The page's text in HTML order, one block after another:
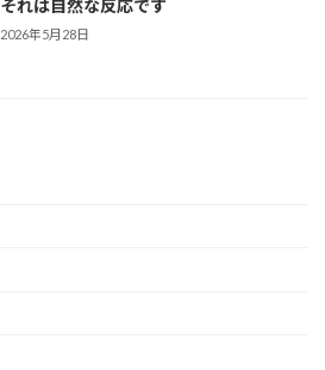
それは自然な反応です
2026年5月28日